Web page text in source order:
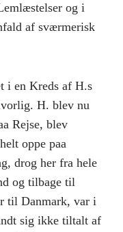
og i
af sværmerisk
i en Kreds af H.s
H. blev nu
Rejse, blev
oppe paa
drog her fra hele
og tilbage til
til Danmark, var i
sig ikke tiltalt af